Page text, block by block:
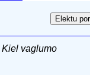
Kiel vaglumo